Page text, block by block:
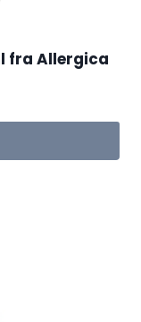
fra Allergica